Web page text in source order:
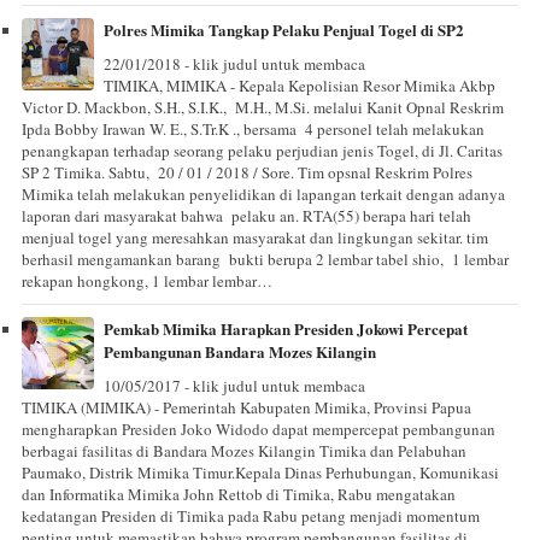
Polres Mimika Tangkap Pelaku Penjual Togel di SP2
22/01/2018 - klik judul untuk membaca
TIMIKA, MIMIKA - Kepala Kepolisian Resor Mimika Akbp
Victor D. Mackbon, S.H., S.I.K., M.H., M.Si. melalui Kanit Opnal Reskrim
Ipda Bobby Irawan W. E., S.Tr.K ., bersama 4 personel telah melakukan
penangkapan terhadap seorang pelaku perjudian jenis Togel, di Jl. Caritas
SP 2 Timika. Sabtu, 20 / 01 / 2018 / Sore. Tim opsnal Reskrim Polres
Mimika telah melakukan penyelidikan di lapangan terkait dengan adanya
laporan dari masyarakat bahwa pelaku an. RTA(55) berapa hari telah
menjual togel yang meresahkan masyarakat dan lingkungan sekitar. tim
berhasil mengamankan barang bukti berupa 2 lembar tabel shio, 1 lembar
rekapan hongkong, 1 lembar lembar…
Pemkab Mimika Harapkan Presiden Jokowi Percepat
Pembangunan Bandara Mozes Kilangin
10/05/2017 - klik judul untuk membaca
TIMIKA (MIMIKA) - Pemerintah Kabupaten Mimika, Provinsi Papua
mengharapkan Presiden Joko Widodo dapat mempercepat pembangunan
berbagai fasilitas di Bandara Mozes Kilangin Timika dan Pelabuhan
Paumako, Distrik Mimika Timur.Kepala Dinas Perhubungan, Komunikasi
dan Informatika Mimika John Rettob di Timika, Rabu mengatakan
kedatangan Presiden di Timika pada Rabu petang menjadi momentum